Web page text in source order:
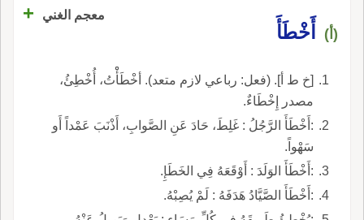
معجم الغني +
(أ) أَخْطَأَ
[خ ط أ]. (فعل: رباعي لازم متعد). أخْطَأْْتُ، أُخْطِئُ،
مصدر إِخْطَاءٌ.
:أَخْطَأَ الرَّجُلُ : غَلِطَ، حَادَ عَنِ الصَّوابِ، أَذْنَبَ عَمْداً أَو
سَهْواً.
:أَخْطَأَ الوَلَدَ : أَوْقَعَهُ فِي الخَطَإِ.
:أَخْطَأَ الصَّيَّادُ هَدَفَهُ : لَمْ يُصِبْهُ.